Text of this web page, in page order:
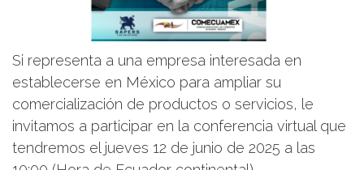
Si representa a una empresa interesada en
establecerse en México para ampliar su
comercialización de productos o servicios, le
invitamos a participar en la conferencia virtual que
tendremos el jueves 12 de junio de 2025 a las